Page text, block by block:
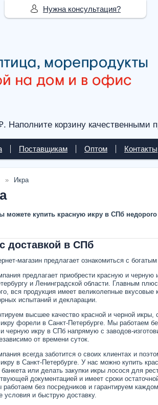
Наполните корзину качественными
Поставщикам Оптом Контакты
Икра
можете купить красную икру в СПб недорого
доставкой в СПб
магазин предлагает ознакомиться с
предлагает приобрести красную и черную
и Ленинградской области. Главным
вся продукция имеет великолепные
испытаний и декларации.
высшее качество красной и черной
форели в Санкт-Петербурге. Мы работаем
черную икру в СПб напрямую с заводов-
от времени суток.
всегда заботится о своих клиентах и
в Санкт-Петербурге. У нас можно купить
банкета или делать закупки икры лосося для
документацией и имеет сроки
без посредников и гарантируем
условия и быструю доставку.
Нужна консультация?